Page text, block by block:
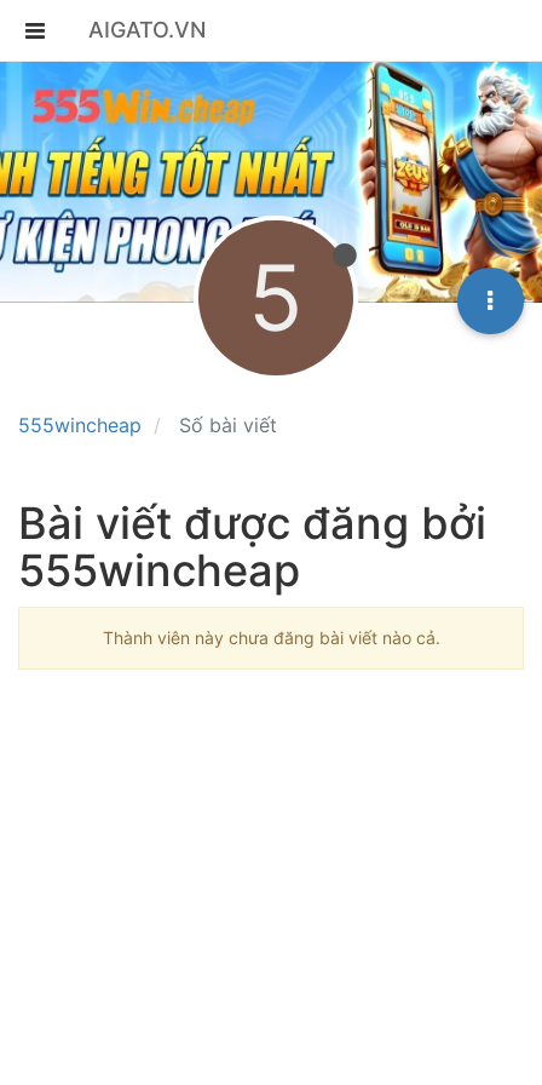
AIGATO.VN
555wincheap Số bài viết
5
Bài viết được đăng bởi
555wincheap
Thành viên này chưa đăng bài viết nào cả.